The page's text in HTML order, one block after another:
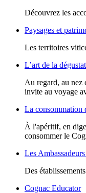
Découvrez les
Paysages et
Les territoires
L’art de la
Au regard, au nez
invite au voyage
La consommation
À l'apéritif, en
consommer le
Les
Des
Cognac Educator